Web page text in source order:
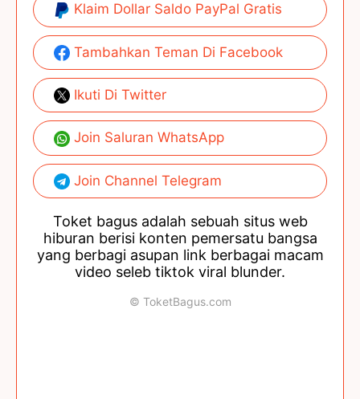
Klaim Dollar Saldo PayPal Gratis
Tambahkan Teman Di Facebook
Ikuti Di Twitter
Join Saluran WhatsApp
Join Channel Telegram
Toket bagus adalah sebuah situs web
hiburan berisi konten pemersatu bangsa
yang berbagi asupan link berbagai macam
video seleb tiktok viral blunder.
© ToketBagus.com